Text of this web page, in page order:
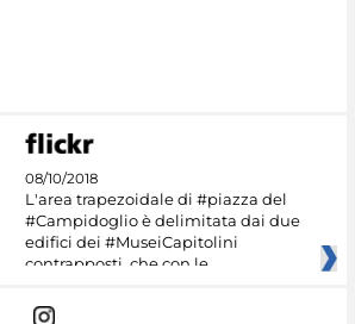
08/10/2018
L'area trapezoidale di #piazza del
#Campidoglio è delimitata dai due
edifici dei #MuseiCapitolini
contrapposti, che con le